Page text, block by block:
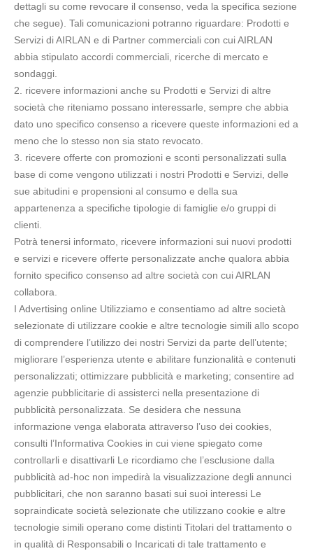
dettagli su come revocare il consenso, veda la specifica sezione
che segue). Tali comunicazioni potranno riguardare: Prodotti e
Servizi di AIRLAN e di Partner commerciali con cui AIRLAN
abbia stipulato accordi commerciali, ricerche di mercato e
sondaggi.
2. ricevere informazioni anche su Prodotti e Servizi di altre
società che riteniamo possano interessarle, sempre che abbia
dato uno specifico consenso a ricevere queste informazioni ed a
meno che lo stesso non sia stato revocato.
3. ricevere offerte con promozioni e sconti personalizzati sulla
base di come vengono utilizzati i nostri Prodotti e Servizi, delle
sue abitudini e propensioni al consumo e della sua
appartenenza a specifiche tipologie di famiglie e/o gruppi di
clienti.
Potrà tenersi informato, ricevere informazioni sui nuovi prodotti
e servizi e ricevere offerte personalizzate anche qualora abbia
fornito specifico consenso ad altre società con cui AIRLAN
collabora.
I Advertising online Utilizziamo e consentiamo ad altre società
selezionate di utilizzare cookie e altre tecnologie simili allo scopo
di comprendere l’utilizzo dei nostri Servizi da parte dell’utente;
migliorare l’esperienza utente e abilitare funzionalità e contenuti
personalizzati; ottimizzare pubblicità e marketing; consentire ad
agenzie pubblicitarie di assisterci nella presentazione di
pubblicità personalizzata. Se desidera che nessuna
informazione venga elaborata attraverso l’uso dei cookies,
consulti l’Informativa Cookies in cui viene spiegato come
controllarli e disattivarli Le ricordiamo che l’esclusione dalla
pubblicità ad-hoc non impedirà la visualizzazione degli annunci
pubblicitari, che non saranno basati sui suoi interessi Le
sopraindicate società selezionate che utilizzano cookie e altre
tecnologie simili operano come distinti Titolari del trattamento o
in qualità di Responsabili o Incaricati di tale trattamento e